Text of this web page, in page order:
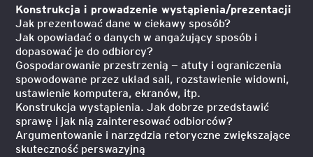
Konstrukcja i prowadzenie wystąpienia/prezentacji
Jak prezentować dane w ciekawy sposób?
Jak opowiadać o danych w angażujący sposób i
dopasować je do odbiorcy?
Gospodarowanie przestrzenią — atuty i ograniczenia
spowodowane przez układ sali, rozstawienie widowni,
ustawienie komputera, ekranów, itp.
Konstrukcja wystąpienia. Jak dobrze przedstawić
sprawę i jak nią zainteresować odbiorców?
Argumentowanie i narzędzia retoryczne zwiększające
skuteczność perswazyjną